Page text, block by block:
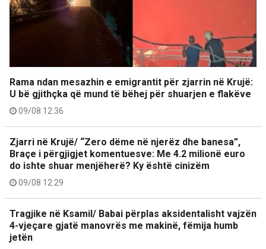
Rama ndan mesazhin e emigrantit për zjarrin në Krujë:
U bë gjithçka që mund të bëhej për shuarjen e flakëve
09/08 12:36
Zjarri në Krujë/ “Zero dëme në njerëz dhe banesa”,
Braçe i përgjigjet komentuesve: Me 4.2 milionë euro
do ishte shuar menjëherë? Ky është cinizëm
09/08 12:29
Tragjike në Ksamil/ Babai përplas aksidentalisht vajzën
4-vjeçare gjatë manovrës me makinë, fëmija humb
jetën